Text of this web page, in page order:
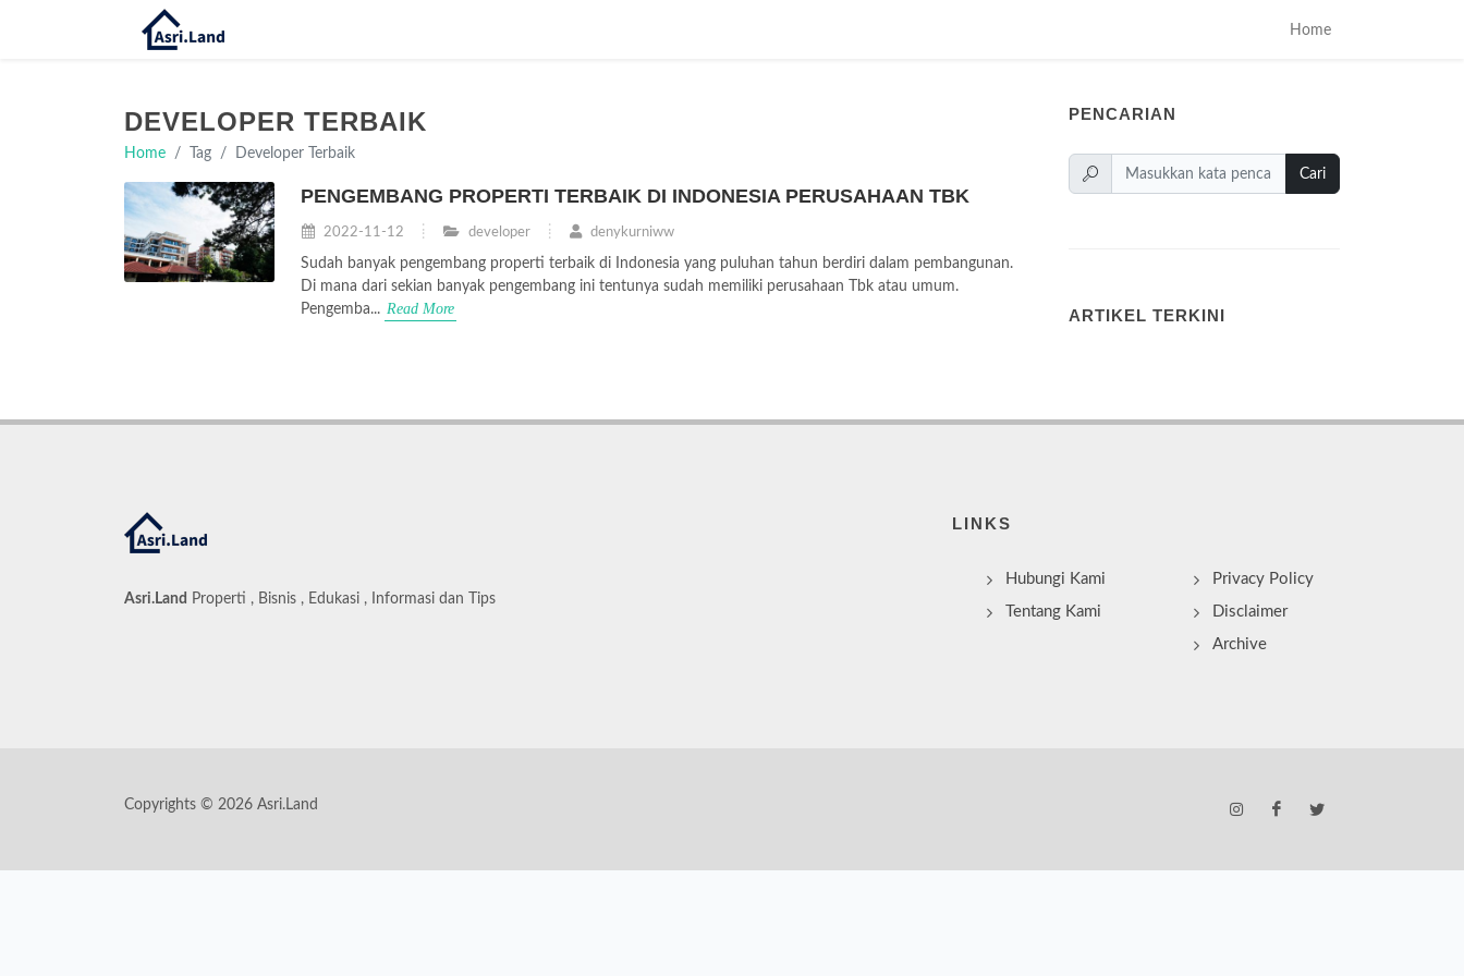
Home
DEVELOPER TERBAIK
Home Tag Developer Terbaik
PENGEMBANG PROPERTI TERBAIK DI INDONESIA PERUSAHAAN TBK
2022-11-12 developer denykurniww
Sudah banyak pengembang properti terbaik di Indonesia yang puluhan tahun berdiri dalam pembangunan.
Di mana dari sekian banyak pengembang ini tentunya sudah memiliki perusahaan Tbk atau umum.
Pengemba... Read More
PENCARIAN
Cari
ARTIKEL TERKINI
Asri.Land Properti , Bisnis , Edukasi , Informasi dan Tips
LINKS
Hubungi Kami
Tentang Kami
Privacy Policy
Disclaimer
Archive
Copyrights © 2026 Asri.Land